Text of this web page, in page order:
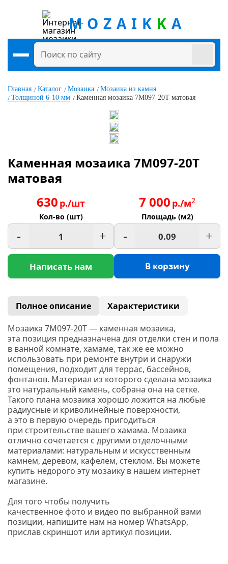
MOZAIK K A
Главная Каталог Мозаика
Мозаика из камня
Толщиной 6-10 мм
Каменная мозаика 7M097-20T матовая
Каменная мозаика 7M097-20T
матовая
630 р./шт
Кол-во (шт)
- +
Написать нам
7 000 р./м2
Площадь (м2)
- +
В корзину
Полное описание
Характеристики
Мозаика 7M097-20T — каменная мозаика,
эта позиция предназначена для отделки стен и пола
в ванной комнате, хамаме, так же ее можно
использовать при ремонте внутри и снаружи
помещения, подходит для террас, бассейнов,
фонтанов. Материал из которого сделана мозаика
это натуральный камень, собрана она на сетке.
Такого плана мозаика хорошо ложится на любые
радиусные и криволинейные поверхности,
а это в первую очередь пригодиться
при строительстве вашего хамама. Мозаика
отлично сочетается с другими отделочными
материалами: натуральным и искусственным
камнем, деревом, кафелем, стеклом. Вы можете
купить недорого эту мозаику в нашем интернет
магазине.
Для того чтобы получить
качественное фото и видео по выбранной вами
позиции, напишите нам на номер WhatsApp,
прислав скриншот или артикул позиции.